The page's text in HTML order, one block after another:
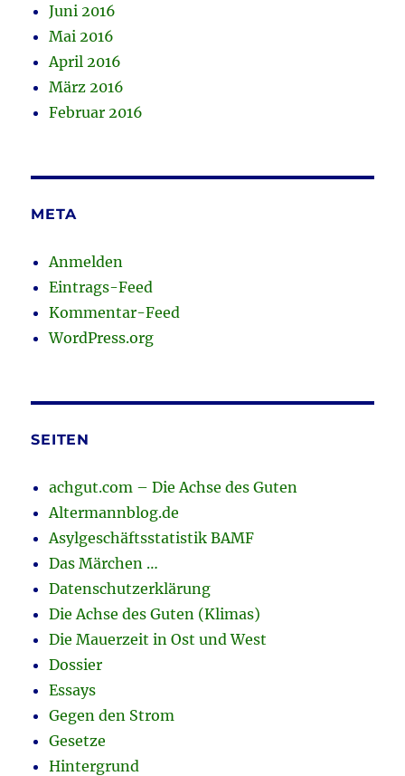
Juni 2016
Mai 2016
April 2016
März 2016
Februar 2016
META
Anmelden
Eintrags-Feed
Kommentar-Feed
WordPress.org
SEITEN
achgut.com – Die Achse des Guten
Altermannblog.de
Asylgeschäftsstatistik BAMF
Das Märchen …
Datenschutzerklärung
Die Achse des Guten (Klimas)
Die Mauerzeit in Ost und West
Dossier
Essays
Gegen den Strom
Gesetze
Hintergrund